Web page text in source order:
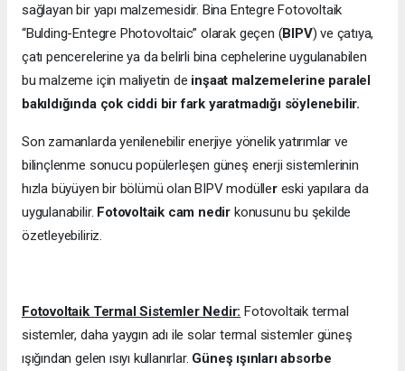
sağlayan bir yapı malzemesidir. Bina Entegre Fotovoltaik
“Bulding-Entegre Photovoltaic” olarak geçen (BIPV) ve çatıya,
çatı pencerelerine ya da belirli bina cephelerine uygulanabilen
bu malzeme için maliyetin de inşaat malzemelerine paralel
bakıldığında çok ciddi bir fark yaratmadığı söylenebilir.
Son zamanlarda yenilenebilir enerjiye yönelik yatırımlar ve
bilinçlenme sonucu popülerleşen güneş enerji sistemlerinin
hızla büyüyen bir bölümü olan BIPV modüller eski yapılara da
uygulanabilir. Fotovoltaik cam nedir konusunu bu şekilde
özetleyebiliriz.
Fotovoltaik Termal Sistemler Nedir: Fotovoltaik termal
sistemler, daha yaygın adı ile solar termal sistemler güneş
ışığından gelen ısıyı kullanırlar. Güneş ışınları absorbe